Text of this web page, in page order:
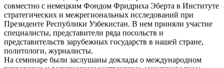
совместно с немецким Фондом Фридриха Эберта в Институте
стратегических и межрегиональных исследований при
Президенте Республики Узбекистан. В нем приняли участие
специалисты, представители ряда посольств и
представительств зарубежных государств в нашей стране,
политологи, журналисты.
На семинаре были заслушаны доклады о международном